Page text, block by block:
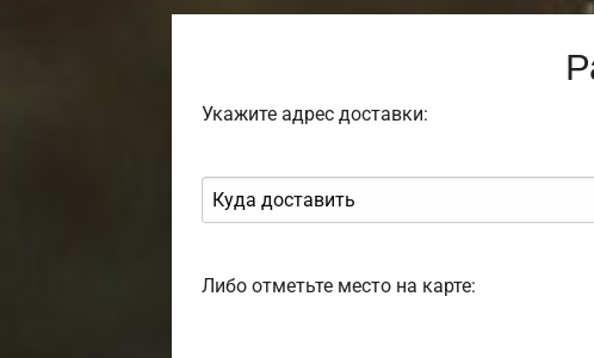
Укажите адрес доставки:
Либо отметьте место на карте: